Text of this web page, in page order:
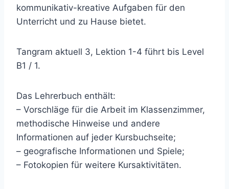
kommunikativ-kreative Aufgaben für den
Unterricht und zu Hause bietet.
Tangram aktuell 3, Lektion 1-4 führt bis Level
B1 / 1.
Das Lehrerbuch enthält:
– Vorschläge für die Arbeit im Klassenzimmer,
methodische Hinweise und andere
Informationen auf jeder Kursbuchseite;
– geografische Informationen und Spiele;
– Fotokopien für weitere Kursaktivitäten.